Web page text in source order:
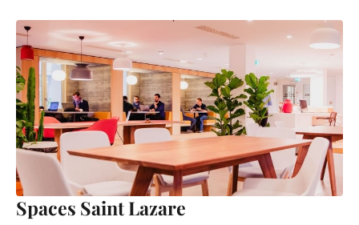
Spaces Saint Lazare